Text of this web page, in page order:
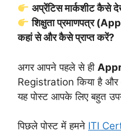
अप्रेंटिस मार्कशीट कैसे
शिक्षुता प्रमाणपत्र
कहां से और कैसे प्राप्त करें?
अगर आपने पहले से ही
Registration किया है और
यह पोस्ट आपके लिए बहुत
पिछले पोस्ट में हमने ITI